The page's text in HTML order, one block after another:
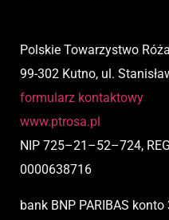
Polskie Towarzystwo
99-302 Kutno, ul.
formularz kontaktowy
www.ptrosa.pl
NIP 725–21 –52–724,
0000638716
bank BNP PARIBAS konto